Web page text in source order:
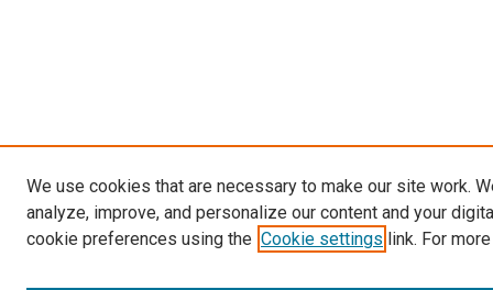
We use cookies that are necessary to make our site work.
analyze, improve, and personalize our content and your
cookie preferences using the Cookie settings link. For